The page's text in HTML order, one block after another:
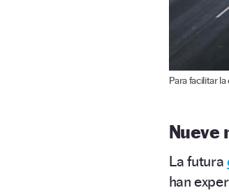
Para facilitar
Nueve
La futura
han